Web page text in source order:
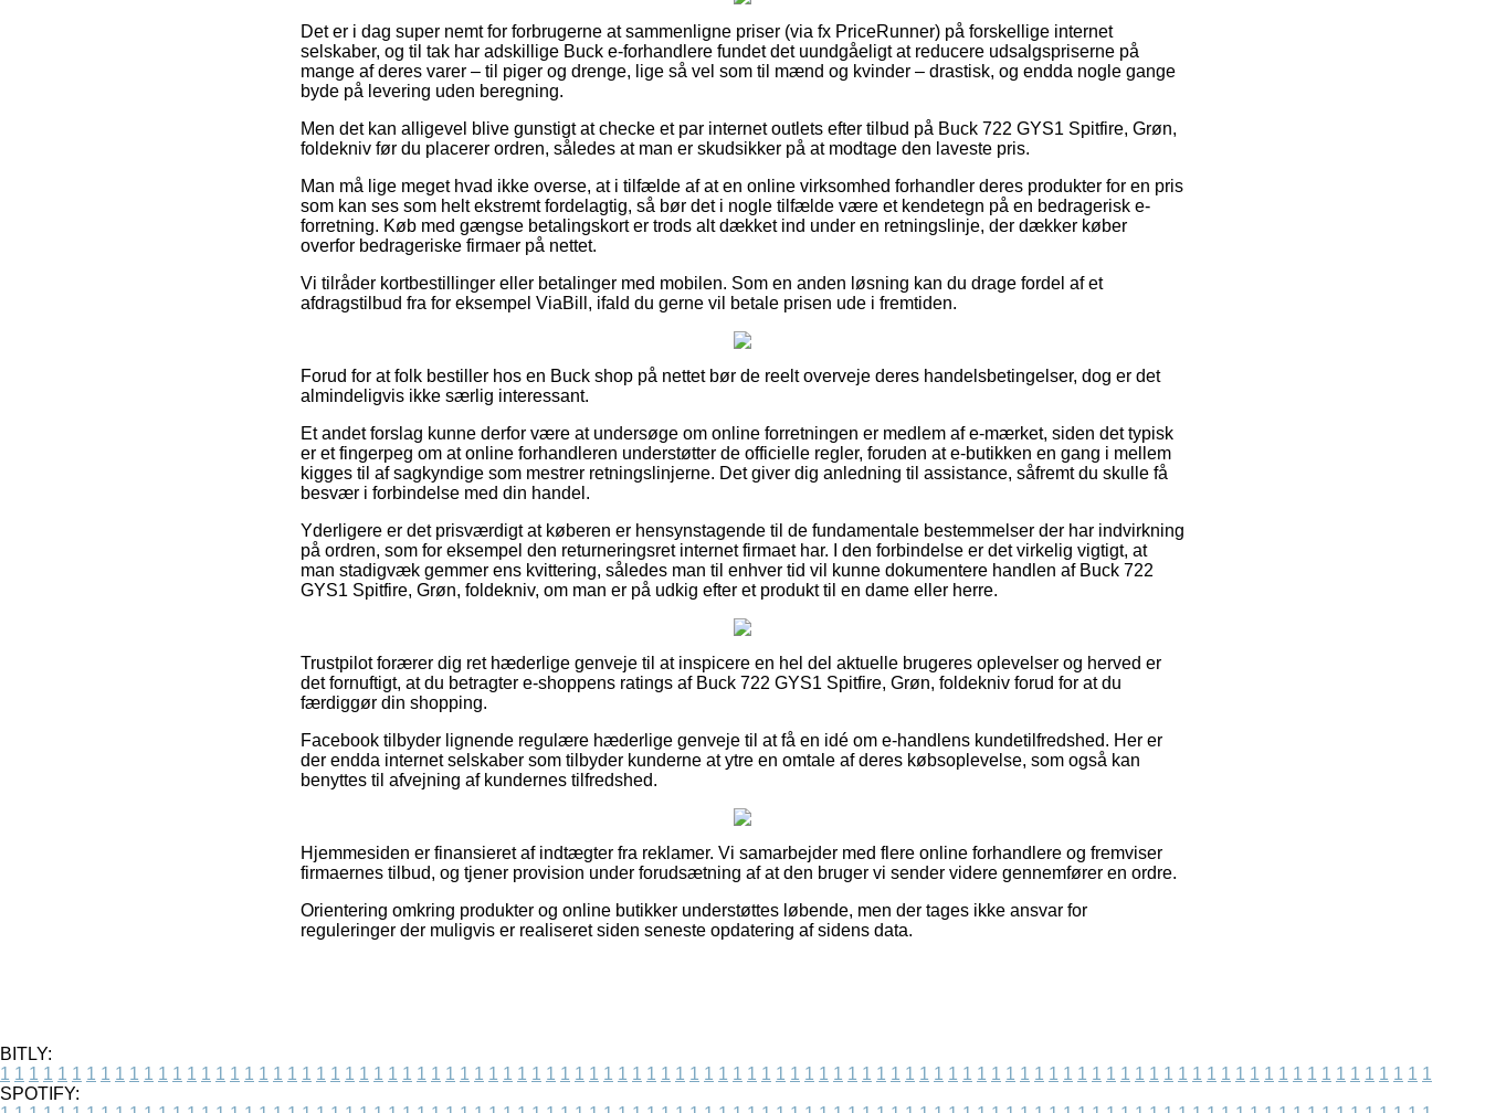
Det er i dag super nemt for forbrugerne at sammenligne priser (via fx PriceRunner) på forskellige internet
selskaber, og til tak har adskillige Buck e-forhandlere fundet det uundgåeligt at reducere udsalgspriserne på
mange af deres varer – til piger og drenge, lige så vel som til mænd og kvinder – drastisk, og endda nogle gange
byde på levering uden beregning.
Men det kan alligevel blive gunstigt at checke et par internet outlets efter tilbud på Buck 722 GYS1 Spitfire, Grøn,
foldekniv før du placerer ordren, således at man er skudsikker på at modtage den laveste pris.
Man må lige meget hvad ikke overse, at i tilfælde af at en online virksomhed forhandler deres produkter for en pris
som kan ses som helt ekstremt fordelagtig, så bør det i nogle tilfælde være et kendetegn på en bedragerisk e-
forretning. Køb med gængse betalingskort er trods alt dækket ind under en retningslinje, der dækker køber
overfor bedrageriske firmaer på nettet.
Vi tilråder kortbestillinger eller betalinger med mobilen. Som en anden løsning kan du drage fordel af et
afdragstilbud fra for eksempel ViaBill, ifald du gerne vil betale prisen ude i fremtiden.
Forud for at folk bestiller hos en Buck shop på nettet bør de reelt overveje deres handelsbetingelser, dog er det
almindeligvis ikke særlig interessant.
Et andet forslag kunne derfor være at undersøge om online forretningen er medlem af e-mærket, siden det typisk
er et fingerpeg om at online forhandleren understøtter de officielle regler, foruden at e-butikken en gang i mellem
kigges til af sagkyndige som mestrer retningslinjerne. Det giver dig anledning til assistance, såfremt du skulle få
besvær i forbindelse med din handel.
Yderligere er det prisværdigt at køberen er hensynstagende til de fundamentale bestemmelser der har indvirkning
på ordren, som for eksempel den returneringsret internet firmaet har. I den forbindelse er det virkelig vigtigt, at
man stadigvæk gemmer ens kvittering, således man til enhver tid vil kunne dokumentere handlen af Buck 722
GYS1 Spitfire, Grøn, foldekniv, om man er på udkig efter et produkt til en dame eller herre.
Trustpilot forærer dig ret hæderlige genveje til at inspicere en hel del aktuelle brugeres oplevelser og herved er
det fornuftigt, at du betragter e-shoppens ratings af Buck 722 GYS1 Spitfire, Grøn, foldekniv forud for at du
færdiggør din shopping.
Facebook tilbyder lignende regulære hæderlige genveje til at få en idé om e-handlens kundetilfredshed. Her er
der endda internet selskaber som tilbyder kunderne at ytre en omtale af deres købsoplevelse, som også kan
benyttes til afvejning af kundernes tilfredshed.
Hjemmesiden er finansieret af indtægter fra reklamer. Vi samarbejder med flere online forhandlere og fremviser
firmaernes tilbud, og tjener provision under forudsætning af at den bruger vi sender videre gennemfører en ordre.
Orientering omkring produkter og online butikker understøttes løbende, men der tages ikke ansvar for
reguleringer der muligvis er realiseret siden seneste opdatering af sidens data.
BITLY:
1 1 1 1 1 1 1 1 1 1 1 1 1 1 1 1 1 1 1 1 1 1 1 1 1 1 1 1 1 1 1 1 1 1 1 1 1 1 1 1 1 1 1 1 1 1 1 1 1 1 1 1 1 1 1 1 1 1 1 1 1 1 1 1 1 1 1 1 1 1 1 1 1 1 1 1 1 1 1 1 1 1 1 1 1 1 1 1 1 1 1 1 1 1 1 1 1 1 1 1
SPOTIFY: